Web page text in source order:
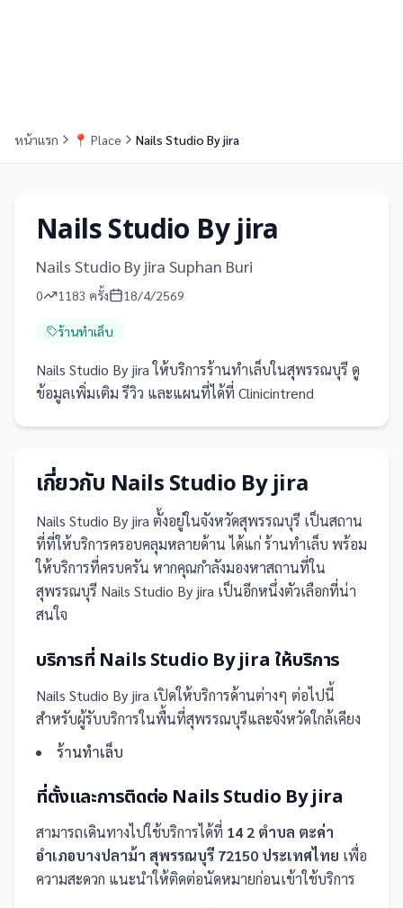
หน้าแรก 📍 Place Nails Studio By jira
Nails Studio By jira
Nails Studio By jira Suphan Buri
0 1183 ครั้ง 18/4/2569
ร้านทำเล็บ
Nails Studio By jira ให้บริการร้านทำเล็บในสุพรรณบุรี ดู
ข้อมูลเพิ่มเติม รีวิว และแผนที่ได้ที่ Clinicintrend
เกี่ยวกับ Nails Studio By jira
Nails Studio By jira ตั้งอยู่ในจังหวัดสุพรรณบุรี เป็นสถาน
ที่ที่ให้บริการครอบคลุมหลายด้าน ได้แก่ ร้านทำเล็บ พร้อม
ให้บริการที่ครบครัน หากคุณกำลังมองหาสถานที่ใน
สุพรรณบุรี Nails Studio By jira เป็นอีกหนึ่งตัวเลือกที่น่า
สนใจ
บริการที่ Nails Studio By jira ให้บริการ
Nails Studio By jira เปิดให้บริการด้านต่างๆ ต่อไปนี้
สำหรับผู้รับบริการในพื้นที่สุพรรณบุรีและจังหวัดใกล้เคียง
ร้านทำเล็บ
ที่ตั้งและการติดต่อ Nails Studio By jira
สามารถเดินทางไปใช้บริการได้ที่ 14 2 ตำบล ตะค่า
อำเภอบางปลาม้า สุพรรณบุรี 72150 ประเทศไทย เพื่อ
ความสะดวก แนะนำให้ติดต่อนัดหมายก่อนเข้าใช้บริการ